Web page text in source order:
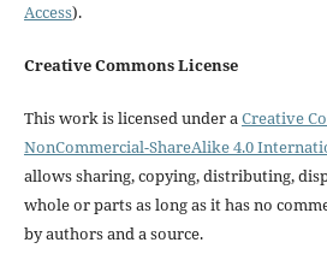
Access).
Creative Commons License
This work is licensed under aCreative
NonCommercial-ShareAlike 4.0
allows sharing, copying, distributing,
whole or parts as long as it has no
by authors and a source.